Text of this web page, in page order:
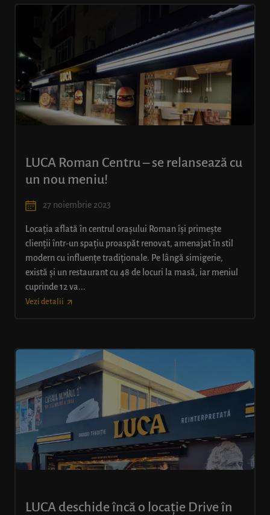
LUCA Roman Centru – se relansează cu
un nou meniu!
27 noiembrie 2023
Locația aflată în centrul orașului Roman își primește
clienții într-un spațiu proaspăt renovat, amenajat în stil
modern cu influențe tradiționale. Pe lângă simigerie,
există și un restaurant cu 48 de locuri la masă, iar meniul
cuprinde 12 va...
Vezi detalii
LUCA deschide încă o locație Drive în